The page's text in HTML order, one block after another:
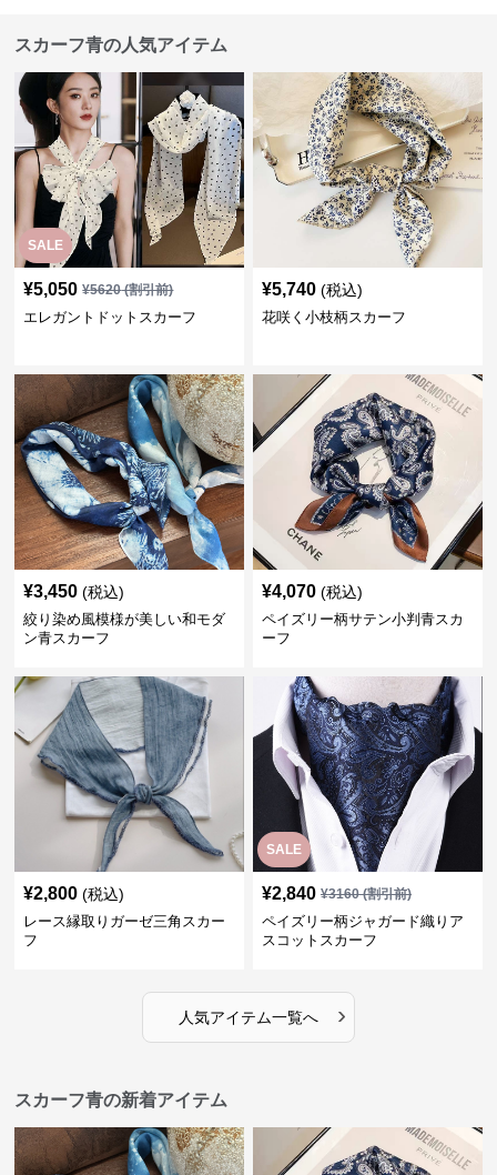
スカーフ青の人気アイテム
SALE
¥5,050 ¥5620(割引前)
エレガントドットスカーフ
¥5,740 (税込)
花咲く小枝柄スカーフ
¥3,450 (税込)
絞り染め風模様が美しい和モダ
ン青スカーフ
¥4,070 (税込)
ペイズリー柄サテン小判青スカ
ーフ
¥2,800 (税込)
レース縁取りガーゼ三角スカー
フ
SALE
¥2,840 ¥3160(割引前)
ペイズリー柄ジャガード織りア
スコットスカーフ
人気アイテム一覧へ ›
スカーフ青の新着アイテム